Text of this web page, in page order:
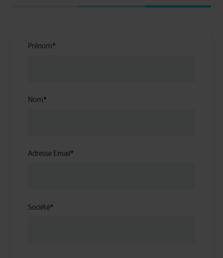
Prénom*
Nom*
Adresse Email*
Société*